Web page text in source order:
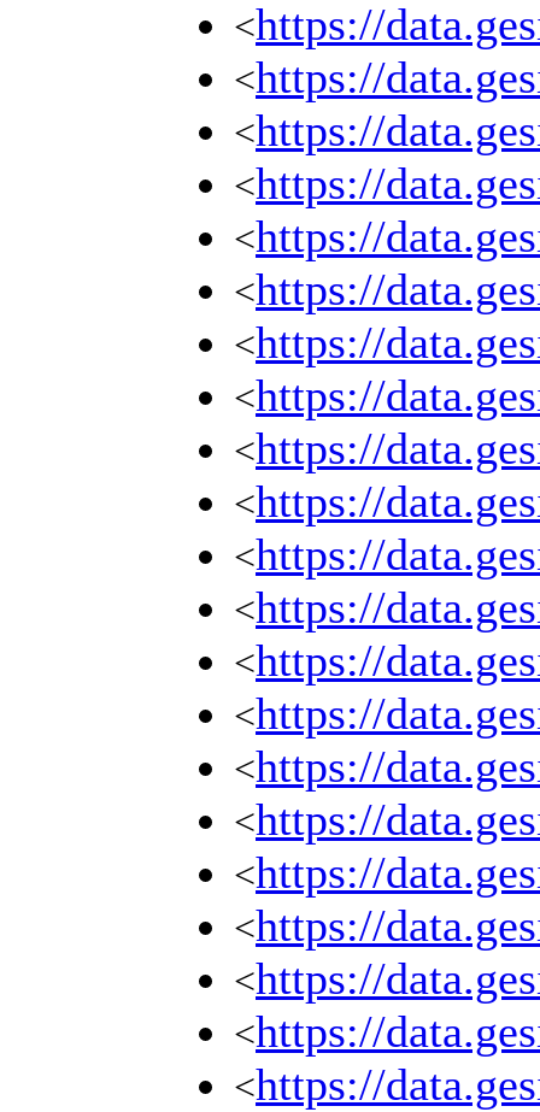
<https://
<https://
<https://
<https://
<https://
<https://
<https://
<https://
<https://
<https://
<https://
<https://
<https://
<https://
<https://
<https://
<https://
<https://
<https://
<https://
<https://